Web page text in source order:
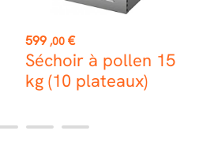
Prix
599 ,00 €
Séchoir à pollen 15
kg (10 plateaux)
2 3 4